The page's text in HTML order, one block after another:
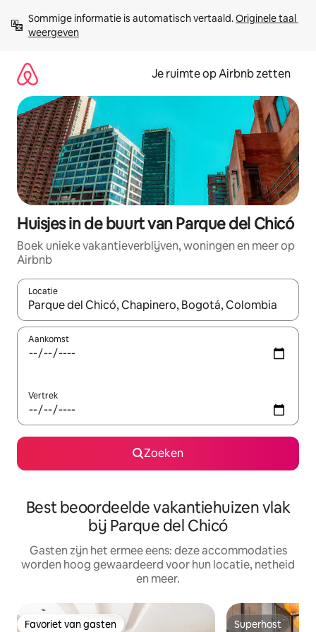
direct
naar
Sommige informatie is automatisch vertaald. Originele taal
weergeven
Je ruimte op Airbnb zetten
Huisjes in de buurt van Parque del Chicó
Boek unieke vakantieverblijven, woningen en meer op
Airbnb
Locatie
Wanneer er suggesties beschikbaar zijn, maak je een keuze
Aankomst
Vertrek
Zoeken
Best beoordeelde vakantiehuizen vlak
bij Parque del Chicó
Gasten zijn het ermee eens: deze accommodaties
worden hoog gewaardeerd voor hun locatie, netheid
en meer.
Favoriet van gasten Superhost